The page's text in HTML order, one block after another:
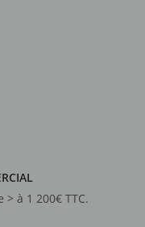
à 1 200€ TTC.